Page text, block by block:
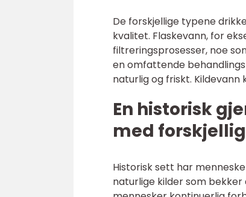
De forskjellige typene
kvalitet. Flaskevann, for
filtreringsprosesser, noe
en omfattende
naturlig og friskt. Kildevann
En historisk
med
Historisk sett har
naturlige kilder som